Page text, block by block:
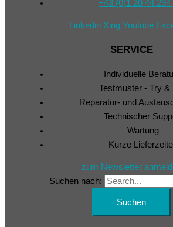
+43 (0)1 20 44 294
Linkedin Xing Youtube
SERVICE
Individuelle
Testmuster - Try &
Reparatur- und
Technischer
Wartung
Kurze
zum Newsletter
Suchen nach: